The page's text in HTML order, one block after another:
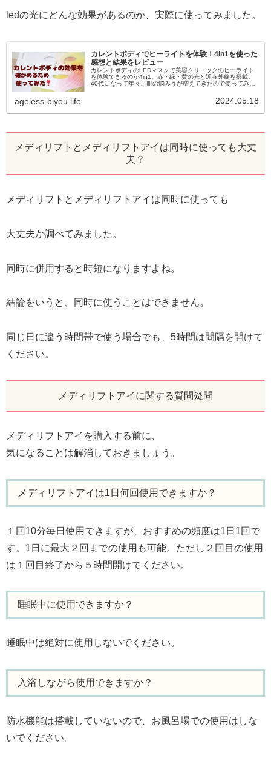
ledの光にどんな効果があるのか、実際に使ってみました。
カレントボディでヒーライトを体験！4in1を使った
感想と結果をレビュー
カレントボディのLEDマスクで美容クリニックのヒーライト
を体験できるのが4in1。赤・緑・黄の光と近赤外線を搭載。
40代になって年々、肌の悩みうが増えてきたので使ってみた
ない乾いた肌に装着して、ながらケアができるので忙しい毎
ageless-biyou.life 2024.05.18
メディリフトとメディリフトアイは同時に使っても大丈
夫？
メディリフトとメディリフトアイは同時に使っても
大丈夫か調べてみました。
同時に併用すると時短になりますよね。
結論をいうと、同時に使うことはできません。
同じ日に違う時間帯で使う場合でも、5時間は間隔を開けて
ください。
メディリフトアイに関する質問疑問
メディリフトアイを購入する前に、
気になることは解消しておきましょう。
メディリフトアイは1日何回使用できますか？
１回10分毎日使用できますが、おすすめの頻度は1日1回で
す。1日に最大２回までの使用も可能。ただし２回目の使用
は１回目終了から５時間開けてください。
睡眠中に使用できますか？
睡眠中は絶対に使用しないでください。
入浴しながら使用できますか？
防水機能は搭載していないので、お風呂場での使用はしな
いでください。